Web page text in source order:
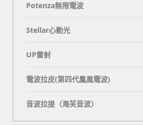
Potenza無限電波
Stellar心動光
UP雷射
電波拉皮(第四代鳳凰電波)
⾳波拉提（海芙⾳波）